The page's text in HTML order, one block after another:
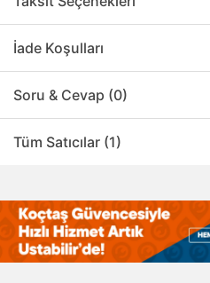
İade Koşulları
Soru & Cevap (0)
Tüm Satıcılar (1)